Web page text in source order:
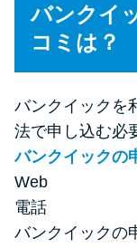
バンクイ
コミは？
バンクイックを
法で申し込む必
バンクイックの
Web
電話
バンクイックの